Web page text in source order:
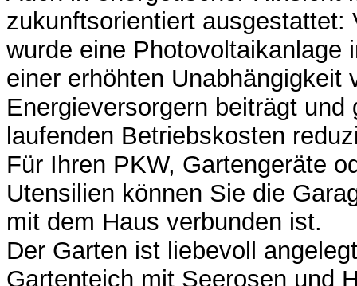
zukunftsorientiert ausgestattet:
wurde eine Photovoltaikanlage
einer erhöhten Unabhängigkeit
Energieversorgern beiträgt und
laufenden Betriebskosten
Für Ihren PKW, Gartengeräte
Utensilien können Sie die
mit dem Haus verbunden ist.
Der Garten ist liebevoll
Gartenteich mit Seerosen und